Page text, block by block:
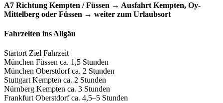
A7 Richtung Kempten / Füssen → Ausfahrt Kempten, Oy-
Mittelberg oder Füssen → weiter zum Urlaubsort
Fahrzeiten ins Allgäu
Startort Ziel Fahrzeit
München Füssen ca. 1,5 Stunden
München Oberstdorf ca. 2 Stunden
Stuttgart Kempten ca. 2 Stunden
Nürnberg Kempten ca. 3 Stunden
Frankfurt Oberstdorf ca. 4,5–5 Stunden